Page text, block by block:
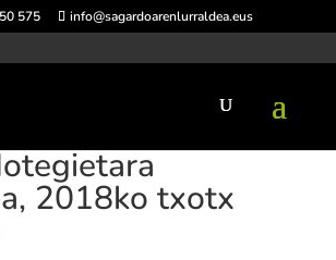
575 info@sagardoarenlurraldea.eus
2018ko txotx